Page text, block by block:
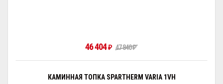
46 404₽ 47 840₽
КАМИННАЯ ТОПКА SPARTHERM VARIA 1VH